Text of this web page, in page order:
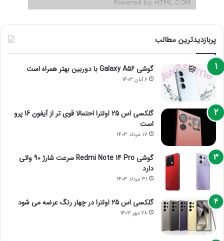
پربازدیدترین مطالب
گوشی Galaxy A56 با دوربین بهتر همراه است
6 آبان 1403
گلکسی اس 25 اولترا احتمالا قوی تر از آیفون 16 پرو
است
17 مرداد 1403
گوشی Redmi Note 14 Pro سرعت شارژ 90 واتی
دارد
31 مرداد 1403
گلکسی اس 25 اولترا در چهار رنگ عرضه می شود
28 مهر 1403